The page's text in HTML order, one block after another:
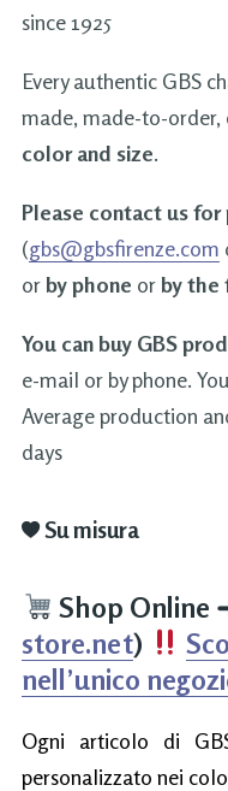
since 1925
Every authentic GBS
made, made-to-order,
color and size.
Please contact us for
(gbs@gbsfirenze.com
or by phone or by the
You can buy GBS
e-mail or by phone.
Average production
days
Su misura
Shop Online
store.net)
nell’unico
Ogni articolo di
personalizzato nei